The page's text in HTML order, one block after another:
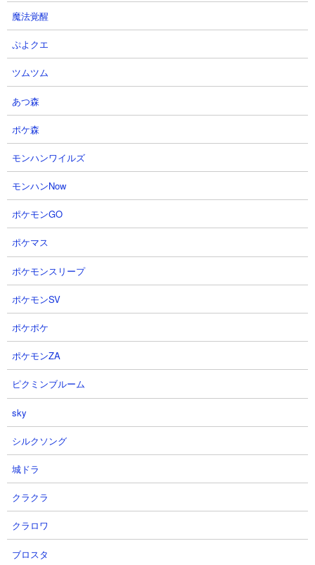
１．エイリアンに強みを発揮できる安価量産壁役
ネコブリンキーは敵の攻撃を受け止めて昇天する壁役です。出撃
資金105円で生産できるうえに再生産時間は最速の2秒、それでい
て移動速度はいちおう10はあるのでスペック的には十分なライ
ン。HPが低いのでほぼ一撃で倒されることが前提ですが、絶え間
なく出撃させることで前線をキープするための大きな助けとなり
ます。
全属性に対して使い捨て安価量産壁として活用することができま
すが、エイリアン属性に対して無敵を持っているのが大きなポイ
ント。発動確率は10％と低いですが、運良く発動すれば2秒間どん
な強力な攻撃に対しても無敵となるため敵の進軍を阻害すること
ができます。長期戦になればなるほどこの能力の発動機会も多く
２．序盤攻略にはありがたい存在
めたばかりの初級プレイヤーでもこのキャラをゲットすることが
できます。初めて未来編に挑むようなタイミングであれば、汎用
壁としても、エイリアン用壁としてもかなり使いやすく心強い味
方になってくれます。
３．中級者以上でもエイリアンオンリーステージでは使いどころ
アリ
魔法覚醒
ぷよクエ
ツムツム
あつ森
ポケ森
モンハンワイルズ
モンハンNow
ポケモンGO
ポケマス
ポケモンスリープ
ポケモンSV
ポケポケ
ポケモンZA
ピクミンブルーム
sky
シルクソング
城ドラ
クラクラ
クラロワ
ブロスタ